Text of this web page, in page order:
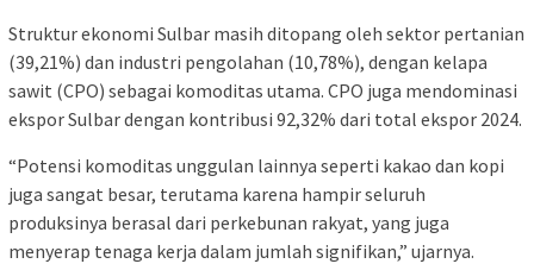
Struktur ekonomi Sulbar masih ditopang oleh sektor pertanian
(39,21%) dan industri pengolahan (10,78%), dengan kelapa
sawit (CPO) sebagai komoditas utama. CPO juga mendominasi
ekspor Sulbar dengan kontribusi 92,32% dari total ekspor 2024.
“Potensi komoditas unggulan lainnya seperti kakao dan kopi
juga sangat besar, terutama karena hampir seluruh
produksinya berasal dari perkebunan rakyat, yang juga
menyerap tenaga kerja dalam jumlah signifikan,” ujarnya.